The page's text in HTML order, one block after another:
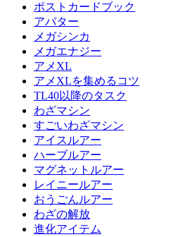
ポストカードブック
アバター
メガシンカ
メガエナジー
アメXL
アメXLを集めるコツ
TL40以降のタスク
わざマシン
すごいわざマシン
アイスルアー
ハーブルアー
マグネットルアー
レイニールアー
おうごんルアー
わざの解放
進化アイテム